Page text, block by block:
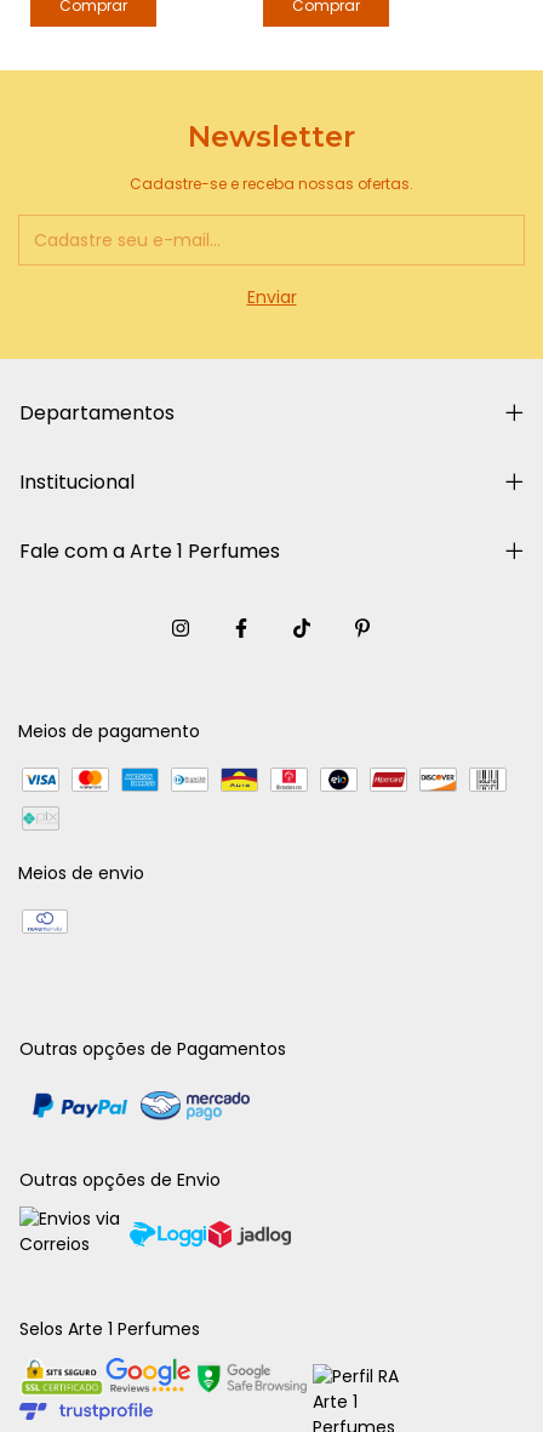
Newsletter
Cadastre-se e receba nossas ofertas.
Departamentos
Institucional
Fale com a Arte 1 Perfumes
Meios de pagamento
Meios de envio
Outras opções de Pagamentos
Outras opções de Envio
Selos Arte 1 Perfumes